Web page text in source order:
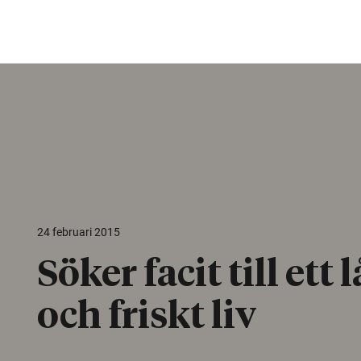
24 februari 2015
Söker facit till ett
och friskt liv